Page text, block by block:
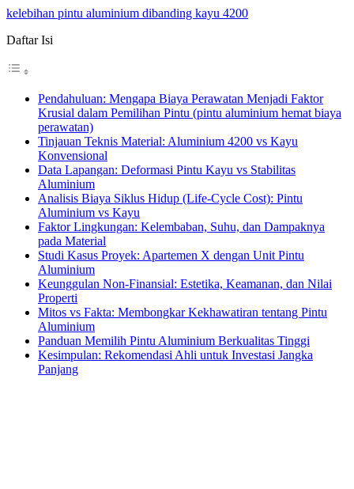
kelebihan pintu aluminium dibanding kayu 4200
Daftar Isi
Pendahuluan: Mengapa Biaya Perawatan Menjadi Faktor
Krusial dalam Pemilihan Pintu (pintu aluminium hemat biaya
perawatan)
Tinjauan Teknis Material: Aluminium 4200 vs Kayu
Konvensional
Data Lapangan: Deformasi Pintu Kayu vs Stabilitas
Aluminium
Analisis Biaya Siklus Hidup (Life-Cycle Cost): Pintu
Aluminium vs Kayu
Faktor Lingkungan: Kelembaban, Suhu, dan Dampaknya
pada Material
Studi Kasus Proyek: Apartemen X dengan Unit Pintu
Aluminium
Keunggulan Non-Finansial: Estetika, Keamanan, dan Nilai
Properti
Mitos vs Fakta: Membongkar Kekhawatiran tentang Pintu
Aluminium
Panduan Memilih Pintu Aluminium Berkualitas Tinggi
Kesimpulan: Rekomendasi Ahli untuk Investasi Jangka
Panjang